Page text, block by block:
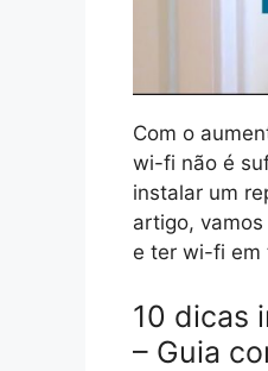
Com o
wi-fi não é
instalar um
artigo,
e ter wi-fi em
10 dicas
– Guia